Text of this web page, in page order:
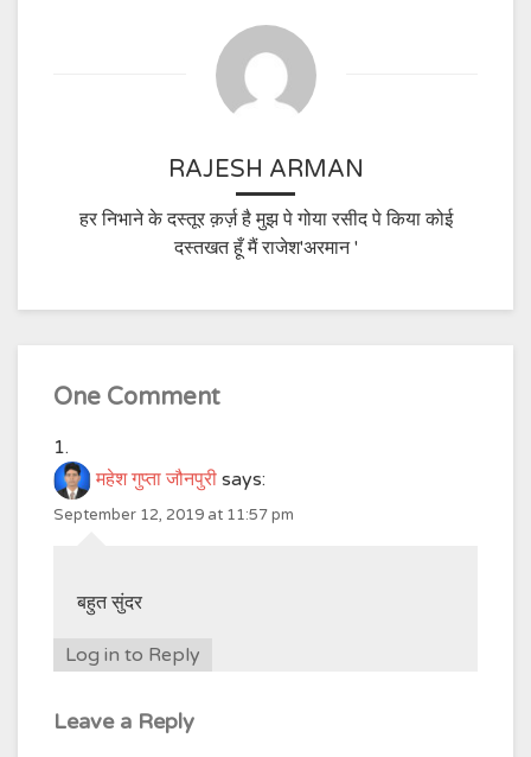
RAJESH ARMAN
हर निभाने के दस्तूर क़र्ज़ है मुझ पे गोया रसीद पे किया कोई
दस्तखत हूँ मैं राजेश'अरमान '
One Comment
महेश गुप्ता जौनपुरी says:
September 12, 2019 at 11:57 pm
बहुत सुंदर
Log in to Reply
Leave a Reply